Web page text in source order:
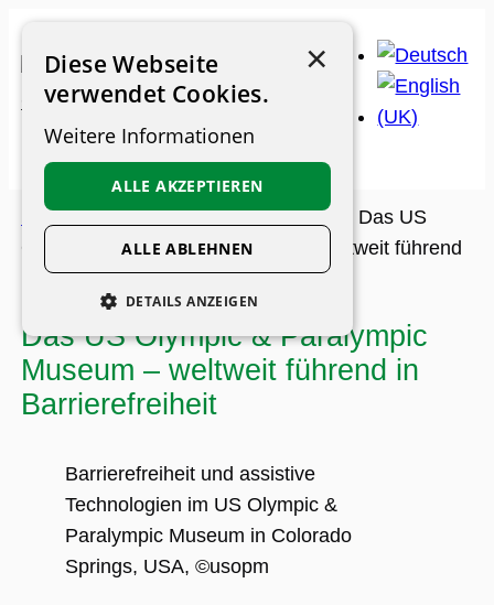
Inhalt
springen
Museums-Guide>Archiv>Feature
Das US
Olympic & Paralympic Museum – weltweit führend
in Barrierefreiheit
Das US Olympic & Paralympic
Museum – weltweit führend in
Barrierefreiheit
Barrierefreiheit und assistive
Technologien im US Olympic &
Paralympic Museum in Colorado
Springs, USA, ©usopm
×
Diese Webseite
verwendet Cookies.
Weitere Informationen
ALLE AKZEPTIEREN
ALLE ABLEHNEN
DETAILS ANZEIGEN
UNBEDINGT ERFORDERLICH
PERFORMANCE
FUNKTIONALITÄT
Unbedingt erforderlich
Performance